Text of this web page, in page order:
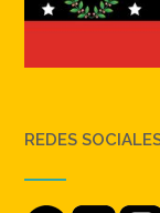
REDES